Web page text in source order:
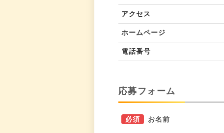
アクセス
ホームページ
電話番号
応募フォーム
必須 お名前